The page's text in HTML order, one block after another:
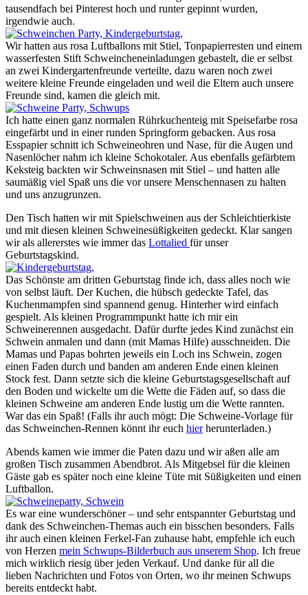
tausendfach bei Pinterest hoch und runter gepinnt wurden,
irgendwie auch.
Wir hatten aus rosa Luftballons mit Stiel, Tonpapierresten und einem
wasserfesten Stift Schweincheneinladungen gebastelt, die er selbst
an zwei Kindergartenfreunde verteilte, dazu waren noch zwei
weitere kleine Freunde eingeladen und weil die Eltern auch unsere
Freunde sind, kamen die gleich mit.
Ich hatte einen ganz normalen Rührkuchenteig mit Speisefarbe rosa
eingefärbt und in einer runden Springform gebacken. Aus rosa
Esspapier schnitt ich Schweineohren und Nase, für die Augen und
Nasenlöcher nahm ich kleine Schokotaler. Aus ebenfalls gefärbtem
Keksteig backten wir Schweinsnasen mit Stiel – und hatten alle
saumäßig viel Spaß uns die vor unsere Menschennasen zu halten
und uns anzugrunzen.
Den Tisch hatten wir mit Spielschweinen aus der Schleichtierkiste
und mit diesen kleinen Schweinesüßigkeiten gedeckt. Klar sangen
wir als allererstes wie immer das Lottalied für unser
Geburtstagskind.
Das Schönste am dritten Geburtstag finde ich, dass alles noch wie
von selbst läuft. Der Kuchen, die hübsch gedeckte Tafel, das
Kuchenmampfen sind spannend genug. Hinterher wird einfach
gespielt. Als kleinen Programmpunkt hatte ich mir ein
Schweinerennen ausgedacht. Dafür durfte jedes Kind zunächst ein
Schwein anmalen und dann (mit Mamas Hilfe) ausschneiden. Die
Mamas und Papas bohrten jeweils ein Loch ins Schwein, zogen
einen Faden durch und banden am anderen Ende einen kleinen
Stock fest. Dann setzte sich die kleine Geburtstagsgesellschaft auf
den Boden und wickelte um die Wette die Fäden auf, so dass die
kleinen Schweine am anderen Ende lustig um die Wette rannten.
War das ein Spaß! (Falls ihr auch mögt: Die Schweine-Vorlage für
das Schweinchen-Rennen könnt ihr euch hierherunterladen.)
Abends kamen wie immer die Paten dazu und wir aßen alle am
großen Tisch zusammen Abendbrot. Als Mitgebsel für die kleinen
Gäste gab es später noch eine kleine Tüte mit Süßigkeiten und einen
Luftballon.
Es war eine wunderschöner – und sehr entspannter Geburtstag und
dank des Schweinchen-Themas auch ein bisschen besonders. Falls
ihr auch einen kleinen Ferkel-Fan zuhause habt, empfehle ich euch
von Herzen mein Schwups-Bilderbuch aus unserem Shop. Ich freue
mich wirklich riesig über jeden Verkauf. Und danke für all die
lieben Nachrichten und Fotos von Orten, wo ihr meinen Schwups
bereits entdeckt habt.